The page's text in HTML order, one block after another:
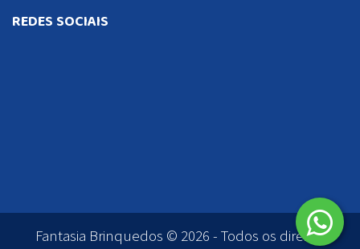
REDES SOCIAIS
Fantasia Brinquedos © 2026 - Todos os direitos